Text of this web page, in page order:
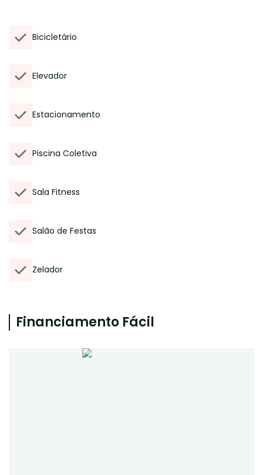
Bicicletário
Elevador
Estacionamento
Piscina Coletiva
Sala Fitness
Salão de Festas
Zelador
Financiamento Fácil